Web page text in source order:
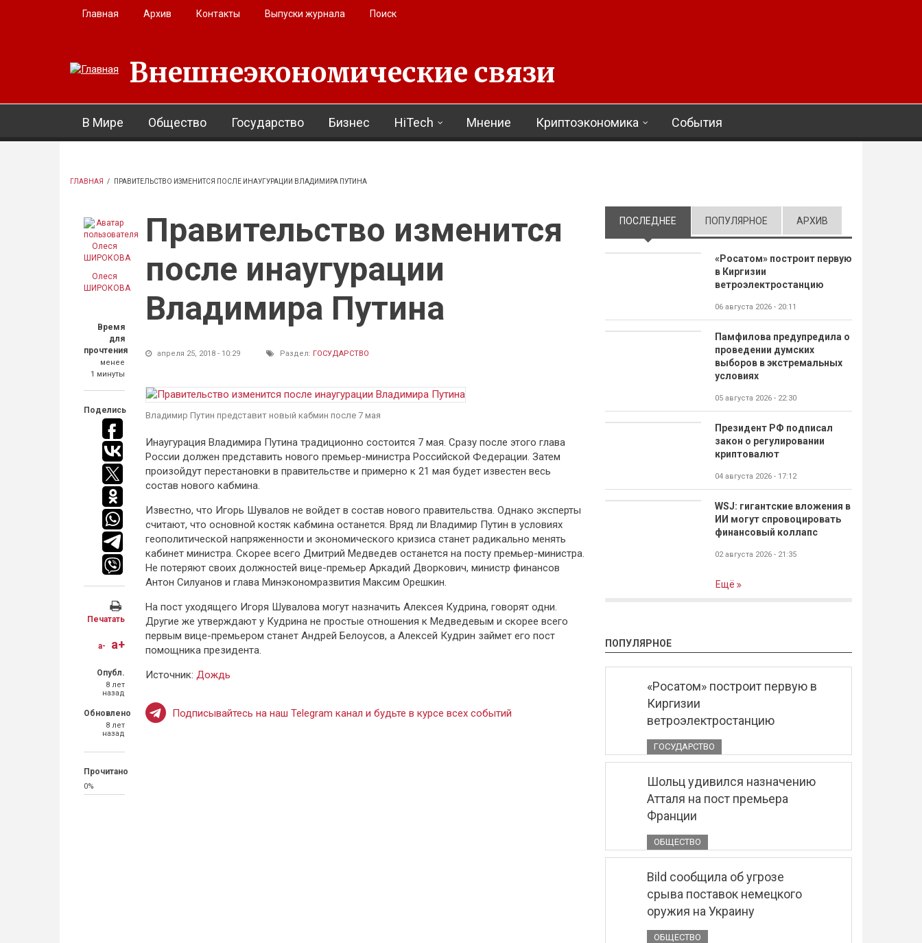
Перейти к основному содержанию
Главная Архив Контакты Выпуски журнала Поиск
Внешнеэкономические связи
В Мире Общество Государство Бизнес HiTech Мнение Криптоэкономика События
ГЛАВНАЯ / ПРАВИТЕЛЬСТВО ИЗМЕНИТСЯ ПОСЛЕ ИНАУГУРАЦИИ ВЛАДИМИРА ПУТИНА
Олеся
ШИРОКОВА
Время
для
прочтения
менее
1 минуты
Поделись
Печатать
a- a+
Опубл.
8 лет
назад
Обновлено
8 лет
назад
Прочитано
0%
Правительство изменится
после инаугурации
Владимира Путина
апреля 25, 2018 - 10:29 Раздел: ГОСУДАРСТВО
Владимир Путин представит новый кабмин после 7 мая
Инаугурация Владимира Путина традиционно состоится 7 мая. Сразу после этого глава
России должен представить нового премьер-министра Российской Федерации. Затем
произойдут перестановки в правительстве и примерно к 21 мая будет известен весь
состав нового кабмина.
Известно, что Игорь Шувалов не войдет в состав нового правительства. Однако эксперты
считают, что основной костяк кабмина останется. Вряд ли Владимир Путин в условиях
геополитической напряженности и экономического кризиса станет радикально менять
кабинет министра. Скорее всего Дмитрий Медведев останется на посту премьер-министра.
Не потеряют своих должностей вице-премьер Аркадий Дворкович, министр финансов
Антон Силуанов и глава Минэкономразвития Максим Орешкин.
На пост уходящего Игоря Шувалова могут назначить Алексея Кудрина, говорят одни.
Другие же утверждают у Кудрина не простые отношения к Медведевым и скорее всего
первым вице-премьером станет Андрей Белоусов, а Алексей Кудрин займет его пост
помощника президента.
Источник: Дождь
Подписывайтесь на наш Telegram канал и будьте в курсе всех событий
ПОСЛЕДНЕЕ (АКТИВНАЯ ВКЛАДКА)
ПОПУЛЯРНОЕ АРХИВ
«Росатом» построит первую
в Киргизии
ветроэлектростанцию
06 августа 2026 - 20:11
Памфилова предупредила о
проведении думских
выборов в экстремальных
условиях
05 августа 2026 - 22:30
Президент РФ подписал
закон о регулировании
криптовалют
04 августа 2026 - 17:12
WSJ: гигантские вложения в
ИИ могут спровоцировать
финансовый коллапс
02 августа 2026 - 21:35
Ещё
ПОПУЛЯРНОЕ
«Росатом» построит первую в
Киргизии
ветроэлектростанцию
ГОСУДАРСТВО
Шольц удивился назначению
Атталя на пост премьера
Франции
ОБЩЕСТВО
Bild сообщила об угрозе
срыва поставок немецкого
оружия на Украину
ОБЩЕСТВО